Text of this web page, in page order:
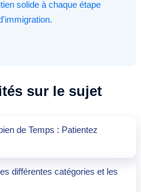
solide à chaque étape
sur le sujet
de Temps : Patientez
différentes catégories et les